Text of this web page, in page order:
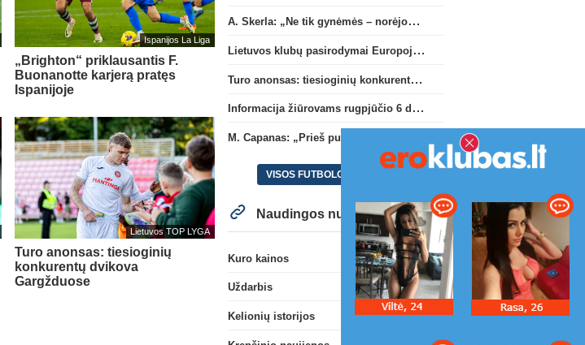
Ispanijos La Liga
„Brighton“ priklausantis F.
Buonanotte karjerą pratęs
Ispanijoje
Lietuvos TOP LYGA
Turo anonsas: tiesioginių
konkurentų dvikova
Gargžduose
A. Skerla: „Ne tik gynėmės – norėjome atakuoti“
Lietuvos klubų pasirodymai Europoje: patirti pralaimėjimai Kroatijos atstovams
Turo anonsas: tiesioginių konkurentų dvikova Gargžduose
Informacija žiūrovams rugpjūčio 6 d. UEFA rungtynėms
VISOS FUTBOLO NAUJIENOS
Naudingos nuorodos
Kuro kainos
Uždarbis
Kelionių istorijos